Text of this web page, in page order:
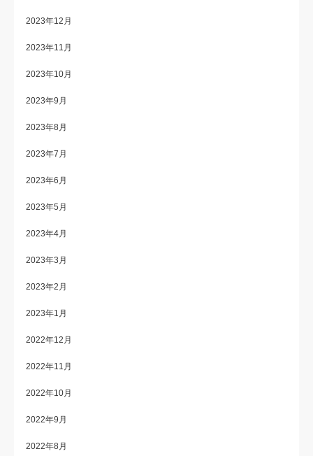
2023年12月
2023年11月
2023年10月
2023年9月
2023年8月
2023年7月
2023年6月
2023年5月
2023年4月
2023年3月
2023年2月
2023年1月
2022年12月
2022年11月
2022年10月
2022年9月
2022年8月